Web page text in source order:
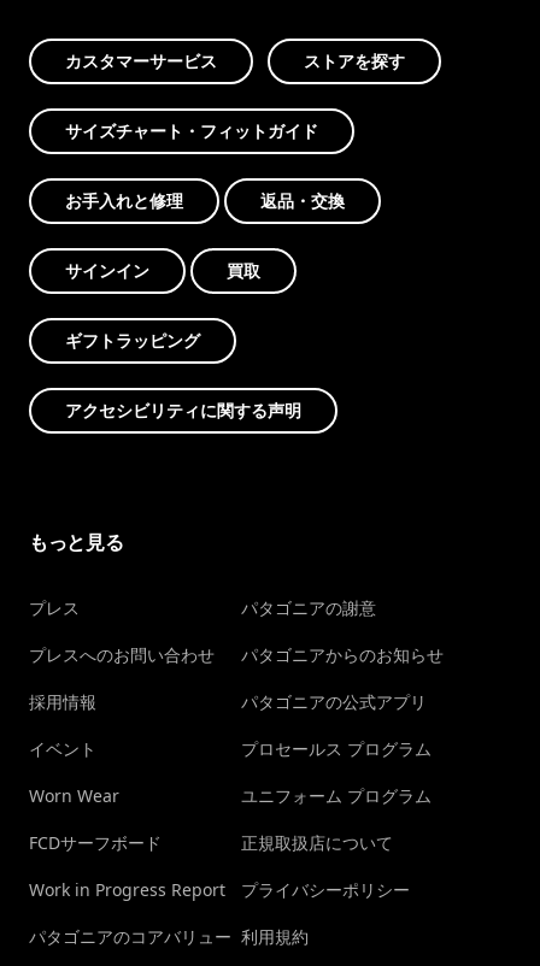
カスタマーサービス ストアを探す
サイズチャート・フィットガイド
お手入れと修理 返品・交換
サインイン 買取
ギフトラッピング
アクセシビリティに関する声明
もっと見る
プレス
プレスへのお問い合わせ
採用情報
イベント
Worn Wear
FCDサーフボード
Work in Progress Report
パタゴニアのコアバリュー
パタゴニアの謝意
パタゴニアからのお知らせ
パタゴニアの公式アプリ
プロセールス プログラム
ユニフォーム プログラム
正規取扱店について
プライバシーポリシー
利用規約